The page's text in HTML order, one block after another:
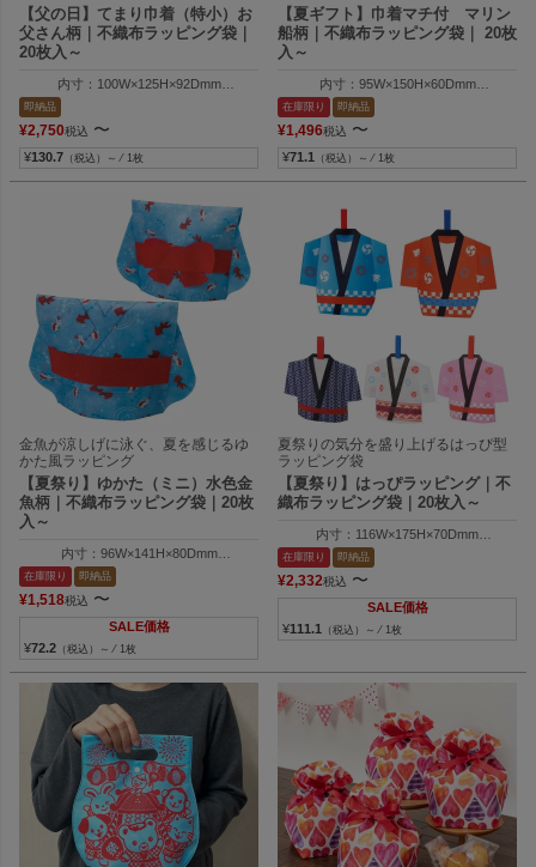
【父の日】てまり巾着（特小）お
父さん柄｜不織布ラッピング袋｜
20枚入～
内寸：100W×125H×92Dmm
外寸：100W×150H×100Dmm
即納品
¥2,750税込 〜
¥130.7 （税込）～ ⁄ 1枚
【夏ギフト】巾着マチ付 マリン
船柄｜不織布ラッピング袋｜ 20枚
入～
内寸：95W×150H×60Dmm
外寸：95W×240H×60Dmm
在庫限り 即納品
¥1,496税込 〜
¥71.1 （税込）～ ⁄ 1枚
金魚が涼しげに泳ぐ、夏を感じるゆ
かた風ラッピング
【夏祭り】ゆかた（ミニ）水色金
魚柄｜不織布ラッピング袋｜20枚
入～
内寸：96W×141H×80Dmm
外寸：242W×141H×80Dmm
在庫限り 即納品
¥1,518税込 〜
SALE価格
¥72.2 （税込）～ ⁄ 1枚
夏祭りの気分を盛り上げるはっぴ型
ラッピング袋
【夏祭り】はっぴラッピング｜不
織布ラッピング袋｜20枚入～
内寸：116W×175H×70Dmm
外寸：257W×210H×70Dmm
※つなぎ柄／白・市松柄／ピンク・古典つ
内寸：118W×176H×70Dmm
※祭レッド・祭ブルー・赤（鈴）・青（鈴
在庫限り 即納品
¥2,332税込 〜
SALE価格
¥111.1 （税込）～ ⁄ 1枚